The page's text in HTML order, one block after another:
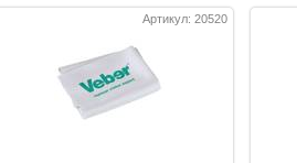
Артикул: 20520